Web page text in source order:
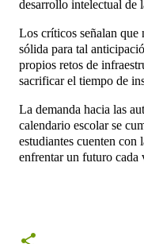
desarrollo intelectual de
Los críticos señalan que
sólida para tal
propios retos de
sacrificar el tiempo de
La demanda hacia las
calendario escolar se
estudiantes cuenten con
enfrentar un futuro cada